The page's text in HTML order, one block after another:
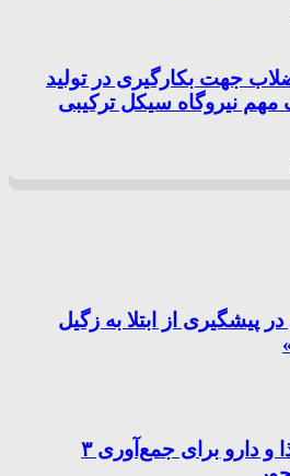
جهت بکارگیری در تولید
مهم نیروگاه سیکل ترکیبی
پیشگیری از ابتلا به زگیل
دستور سازمان غذا و دارو برای جمع‌آوری ۳